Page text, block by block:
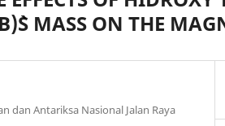
MASS ON THE
dan Antariksa Nasional Jalan Raya